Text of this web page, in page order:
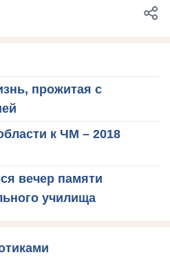
прожитая с
к ЧМ – 2018
вечер памяти
училища